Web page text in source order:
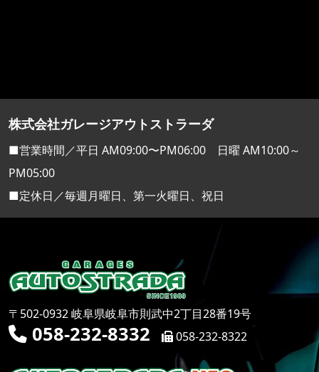
株式会社ガレージアウトストラーダ
■営業時間／平日 AM09:00〜PM06:00 日曜 AM10:00～
PM05:00
■定休日／毎週月曜日、第一火曜日、祝日
〒502-0932 岐阜県岐阜市則武中2丁目28番19号
058-232-8332 058-232-8322